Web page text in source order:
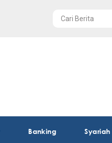
Banking Syariah